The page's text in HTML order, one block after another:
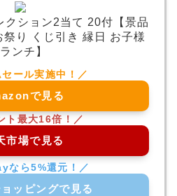
クション2当て 20付【景品
り くじ引き 縁日 お子様
ランチ】
で見る
市場で見る
ッピングで見る